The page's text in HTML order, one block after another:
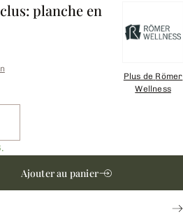
planche en
Plus de Römer
Wellness
Ajouter au panier